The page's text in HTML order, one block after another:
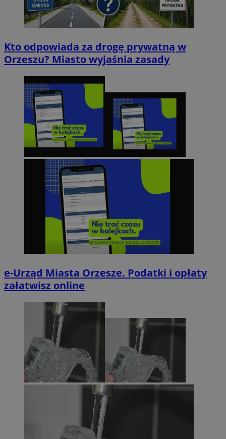
Kto odpowiada za drogę prywatną w
Orzeszu? Miasto wyjaśnia zasady
e-Urząd Miasta Orzesze. Podatki i opłaty
załatwisz online